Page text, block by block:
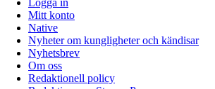
Logga in
Mitt konto
Native
Nyheter om kungligheter och kändisar
Nyhetsbrev
Om oss
Redaktionell policy